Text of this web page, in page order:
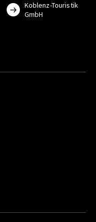
Koblenz-Touristik
GmbH